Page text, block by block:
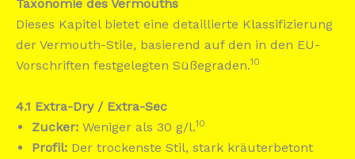
Taxonomie des Vermouths
Dieses Kapitel bietet eine detaillierte Klassifizierung
der Vermouth-Stile, basierend auf den in den EU-
Vorschriften festgelegten Süßegraden.10
4.1 Extra-Dry / Extra-Sec
Zucker: Weniger als 30 g/l.10
Profil: Der trockenste Stil, stark kräuterbetont